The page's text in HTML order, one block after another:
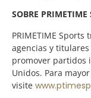
SOBRE PRIMETIME
PRIMETIME
agencias y
promover partidos
Unidos. Para
visite